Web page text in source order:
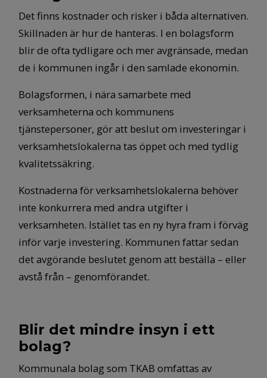
Det finns kostnader och risker i båda alternativen.
Skillnaden är hur de hanteras. I en bolagsform
blir de ofta tydligare och mer avgränsade, medan
de i kommunen ingår i den samlade ekonomin.
Bolagsformen, i nära samarbete med
verksamheterna och kommunens
tjänstepersoner, gör att beslut om investeringar i
verksamhetslokalerna tas öppet och med tydlig
kvalitetssäkring.
Kostnaderna för verksamhetslokalerna behöver
inte konkurrera med andra utgifter i
verksamheten. Istället tas en ny hyra fram i förväg
inför varje investering. Kommunen fattar sedan
det avgörande beslutet genom att beställa – eller
avstå från – genomförandet.
Blir det mindre insyn i ett
bolag?
Kommunala bolag som TKAB omfattas av